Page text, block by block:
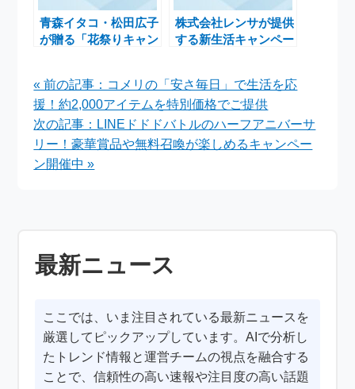
青森イタコ・松田広子
が贈る「花祭りキャン
ャンス
株式会社レンサが提供
する新生活キャンペー
« 前の記事：コメリの「安さ毎日」で生活を応
援！約2,000アイテムを特別価格でご提供
次の記事：LINEドドドバトルのハーフアニバーサ
リー！豪華賞品や無料召喚が楽しめるキャンペー
ン開催中 »
最新ニュース
ここでは、いま注目されている最新ニュースを
厳選してピックアップしています。AIで分析し
たトレンド情報と運営チームの視点を融合する
ことで、信頼性の高い速報や注目度の高い話題